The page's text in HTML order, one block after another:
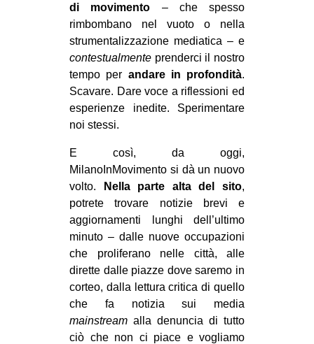
EUROPA
MEDIO ORIENTE
MONDO
in
tw
bsky
ms
SEARCH
di movimento – che spesso
rimbombano nel vuoto o nella
strumentalizzazione mediatica – e
contestualmente prenderci il nostro
tempo per andare in profondità.
Scavare. Dare voce a riflessioni ed
esperienze inedite. Sperimentare
noi stessi.
E così, da oggi,
MilanoInMovimento si dà un nuovo
volto.
Nella parte alta del sito,
potrete trovare notizie brevi e
aggiornamenti lunghi dell’ultimo
minuto – dalle nuove occupazioni
che proliferano nelle città, alle
dirette dalle piazze dove saremo in
corteo, dalla lettura critica di quello
che fa notizia sui media
mainstream alla denuncia di tutto
ciò che non ci piace e vogliamo